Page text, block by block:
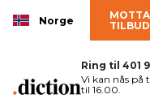
Norge
TILBUD
Ring til 401
Vi kan nås på
til 16.00.